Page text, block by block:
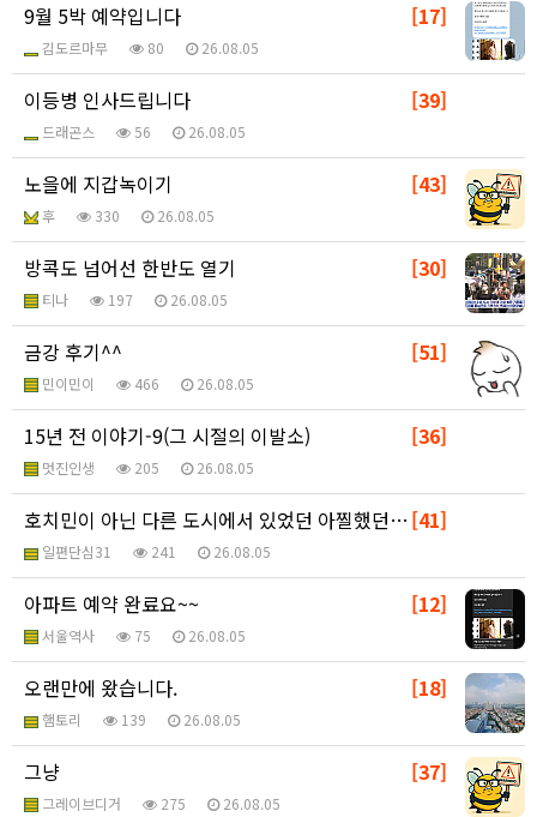
[17]
9월 5박 예약입니다
김도르마무 80 26.08.05
[39]
이등병 인사드립니다
드래곤스 56 26.08.05
[43]
노을에 지갑녹이기
후 330 26.08.05
[30]
방콕도 넘어선 한반도 열기
티나 197 26.08.05
[51]
금강 후기^^
민이민이 466 26.08.05
[36]
15년 전 이야기-9(그 시절의 이발소)
멋진인생 205 26.08.05
[41]
호치민이 아닌 다른 도시에서 있었던 아찔했던 일...
일편단심31 241 26.08.05
[12]
아파트 예약 완료요~~
서울역사 75 26.08.05
[18]
오랜만에 왔습니다.
햄토리 139 26.08.05
[37]
그냥
그레이브디거 275 26.08.05